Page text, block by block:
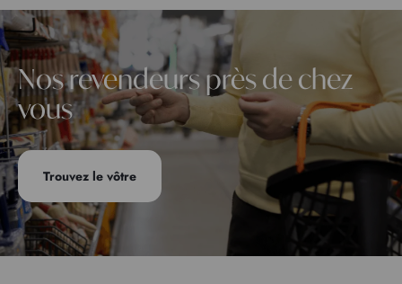
Nos revendeurs près de chez
vous
Trouvez le vôtre